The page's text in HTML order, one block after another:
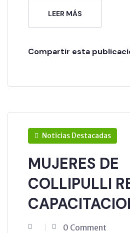
LEER MÁS
Compartir esta
Noticias Destacadas
MUJERES DE
COLLIPULLI
0 Comment